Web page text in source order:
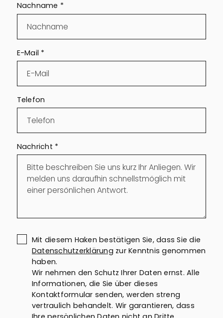
Nachname *
E-Mail *
Telefon
Nachricht *
Mit diesem Haken bestätigen Sie, dass Sie die
Datenschutzerklärung zur Kenntnis genommen
haben.
Wir nehmen den Schutz Ihrer Daten ernst. Alle
Informationen, die Sie über dieses
Kontaktformular senden, werden streng
vertraulich behandelt. Wir garantieren, dass